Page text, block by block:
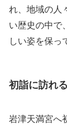
れ、地域の人
い歴史の中で
しい姿を保っ
初詣に訪れ
岩津天満宮へ